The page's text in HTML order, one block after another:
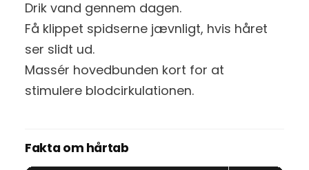
Drik vand gennem dagen.
Få klippet spidserne jævnligt, hvis håret
ser slidt ud.
Massér hovedbunden kort for at
stimulere blodcirkulationen.
Fakta om hårtab